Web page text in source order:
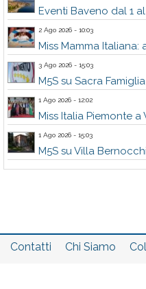
Eventi Baveno dal 1
2 Ago 2026 - 10:03
Miss Mamma
3 Ago 2026 - 15:03
M5S su Sacra Famiglia
1 Ago 2026 - 12:02
Miss Italia Piemonte a
1 Ago 2026 - 15:03
M5S su Villa Bernocchi
Contatti Chi Siamo